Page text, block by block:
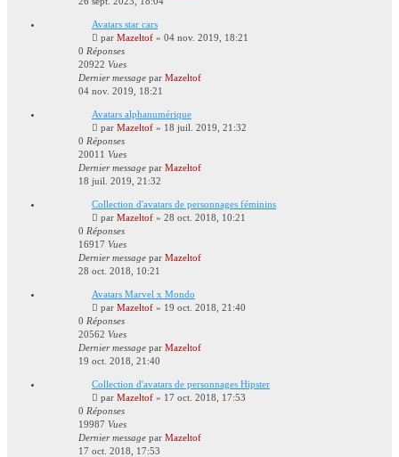
Avatars star cars
par Mazeltof » 04 nov. 2019, 18:21
0 Réponses
20922 Vues
Dernier message par Mazeltof
04 nov. 2019, 18:21
Avatars alphanumérique
par Mazeltof » 18 juil. 2019, 21:32
0 Réponses
20011 Vues
Dernier message par Mazeltof
18 juil. 2019, 21:32
Collection d'avatars de personnages féminins
par Mazeltof » 28 oct. 2018, 10:21
0 Réponses
16917 Vues
Dernier message par Mazeltof
28 oct. 2018, 10:21
Avatars Marvel x Mondo
par Mazeltof » 19 oct. 2018, 21:40
0 Réponses
20562 Vues
Dernier message par Mazeltof
19 oct. 2018, 21:40
Collection d'avatars de personnages Hipster
par Mazeltof » 17 oct. 2018, 17:53
0 Réponses
19987 Vues
Dernier message par Mazeltof
17 oct. 2018, 17:53